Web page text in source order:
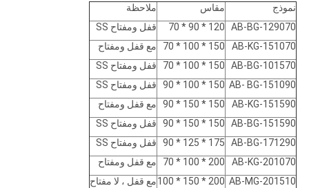
نموذج
مقاس
ملاحظة
AB-BG-129070
120 * 90 * 70
قفل ومفتاح SS
AB-KG-151070
150 * 100 * 70
مع قفل ومفتاح
AB-BG-101570
150 * 100 * 70
قفل ومفتاح SS
AB- BG-151090
150 * 100 * 90
قفل ومفتاح SS
AB-KG-151590
150 * 150 * 90
مع قفل ومفتاح
AB-BG-151590
150 * 150 * 90
قفل ومفتاح SS
AB-BG-171290
175 * 125 * 90
قفل ومفتاح SS
AB-KG-201070
200 * 100 * 70
مع قفل ومفتاح
AB-MG-201510
200 * 150 * 100 مع قفل ، لا مفتاح